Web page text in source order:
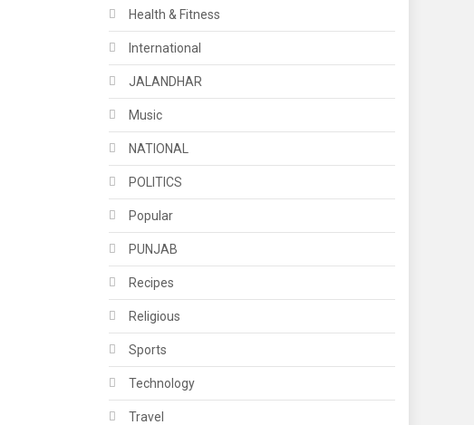
Health & Fitness
International
JALANDHAR
Music
NATIONAL
POLITICS
Popular
PUNJAB
Recipes
Religious
Sports
Technology
Travel